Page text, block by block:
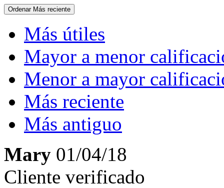
Ordenar Más reciente
Más útiles
Mayor a menor
Menor a mayor
Más reciente
Más antiguo
Mary 01/04/18
Cliente verificado